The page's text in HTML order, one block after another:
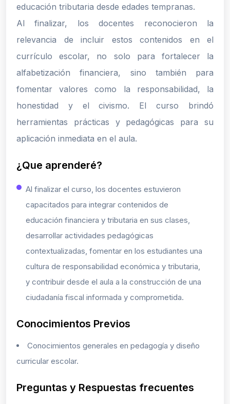
educación tributaria desde edades tempranas.
Al finalizar, los docentes reconocieron la
relevancia de incluir estos contenidos en el
currículo escolar, no solo para fortalecer la
alfabetización financiera, sino también para
fomentar valores como la responsabilidad, la
honestidad y el civismo. El curso brindó
herramientas prácticas y pedagógicas para su
aplicación inmediata en el aula.
¿Que aprenderé?
Al finalizar el curso, los docentes estuvieron
capacitados para integrar contenidos de
educación financiera y tributaria en sus clases,
desarrollar actividades pedagógicas
contextualizadas, fomentar en los estudiantes una
cultura de responsabilidad económica y tributaria,
y contribuir desde el aula a la construcción de una
ciudadanía fiscal informada y comprometida.
Conocimientos Previos
Conocimientos generales en pedagogía y diseño
curricular escolar.
Preguntas y Respuestas frecuentes